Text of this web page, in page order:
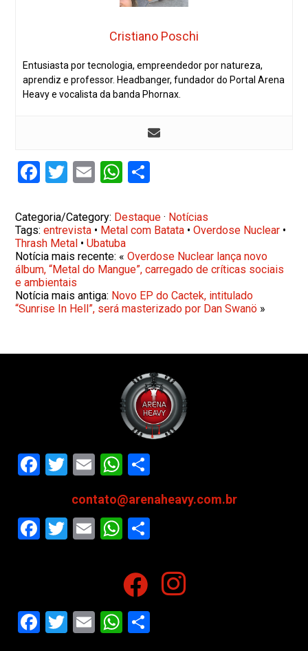
Cristiano Poschi
Entusiasta por tecnologia, empreendedor por natureza,
aprendiz e professor. Headbanger, fundador do Portal Arena
Heavy e vocalista da banda Phornax.
Facebook
Twitter
EmailWhatsApp
Categoria/Category: Destaque · Notícias
Tags:entrevista • Metal com Batata •Overdose Nuclear •
Thrash Metal •Ubatuba
Notícia mais recente: «Overdose Nuclear lança novo
álbum, “Metal do Mangue”, carregado de críticas sociais
e ambientais
Notícia mais antiga: Novo EP do Cactek, intitulado
“Sunrise In Hell”, será masterizado por Dan Swanö »
Facebook
Twitter
EmailWhatsApp
contato@arenaheavy.com.br
Facebook
Twitter
EmailWhatsApp
Facebook
Twitter
EmailWhatsApp